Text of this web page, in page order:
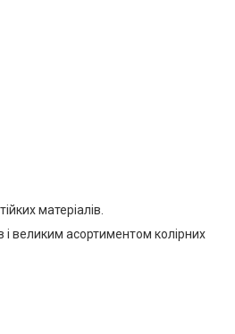
матеріалів.
і великим асортиментом колірних